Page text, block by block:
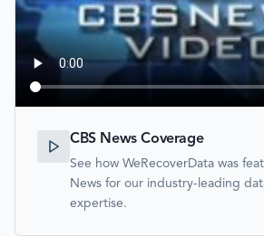
CBS News Coverage
See how WeRecoverData was
News for our industry-leading
expertise.